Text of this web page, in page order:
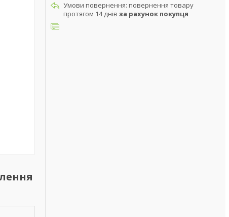
повернення товару
протягом 14 днів за рахунок покупця